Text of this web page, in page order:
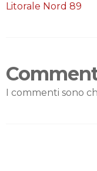
Litorale Nord 89
I commenti sono